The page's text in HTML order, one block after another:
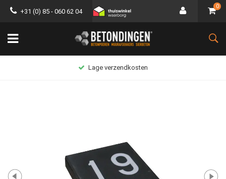
+31 (0) 85 - 060 62 04
0
Lage verzendkosten